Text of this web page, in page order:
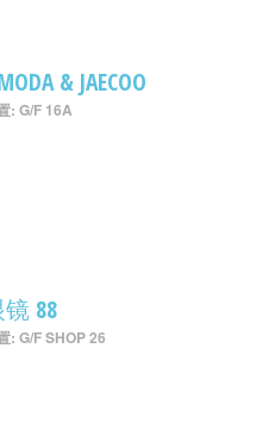
& JAECOO
: G/F 16A
88
: G/F SHOP 26